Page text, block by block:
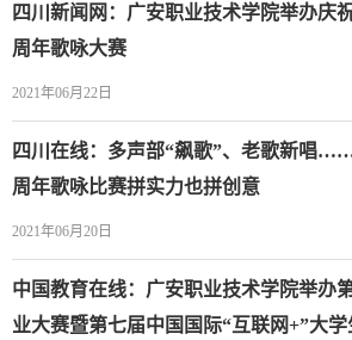
四川新闻网：广安职业技术学院举办庆
周年歌咏大赛
2021年06月22日
四川在线：多声部“飙歌”、老歌新唱
周年歌咏比赛拼实力也拼创意
2021年06月20日
中国教育在线：广安职业技术学院举办
业大赛暨第七届中国国际“互联网+”大